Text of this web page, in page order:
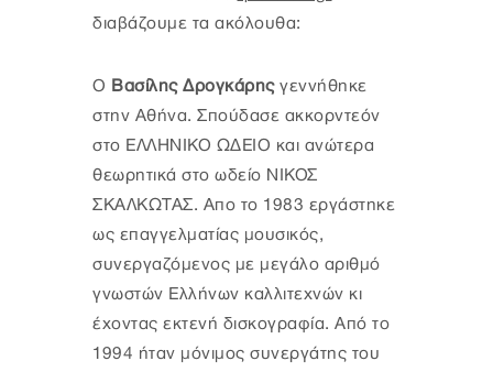
διαβάζουμε τα ακόλουθα:
Ο Βασίλης Δρογκάρηςγεννήθηκε
στην Αθήνα. Σπούδασε ακκορντεόν
στο ΕΛΛΗΝΙΚΟ ΩΔΕΙΟ και ανώτερα
θεωρητικά στο ωδείο ΝΙΚΟΣ
ΣΚΑΛΚΩΤΑΣ. Απο το 1983 εργάστηκε
ως επαγγελματίας μουσικός,
συνεργαζόμενος με μεγάλο αριθμό
γνωστών Ελλήνων καλλιτεχνών κι
έχοντας εκτενή δισκογραφία. Από το
1994 ήταν μόνιμος συνεργάτης του